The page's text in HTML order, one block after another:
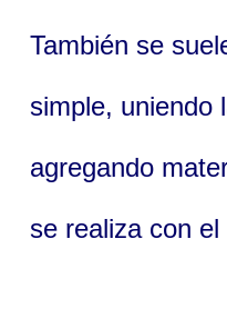
También se
simple, uniendo
agregando
se realiza con